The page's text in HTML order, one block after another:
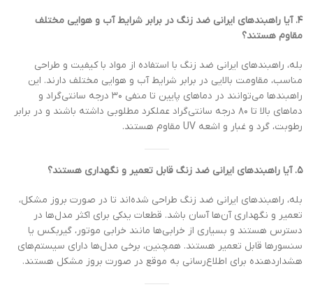
۴. آیا راهبندهای ایرانی ضد زنگ در برابر شرایط آب و هوایی مختلف
مقاوم هستند؟
بله، راهبندهای ایرانی ضد زنگ با استفاده از مواد با کیفیت و طراحی
مناسب، مقاومت بالایی در برابر شرایط آب و هوایی مختلف دارند. این
راهبندها می‌توانند در دماهای پایین تا منفی ۳۰ درجه سانتی‌گراد و
دماهای بالا تا ۸۰ درجه سانتی‌گراد عملکرد مطلوبی داشته باشند و در برابر
رطوبت، گرد و غبار و اشعه UV مقاوم هستند.
۵. آیا راهبندهای ایرانی ضد زنگ قابل تعمیر و نگهداری هستند؟
بله، راهبندهای ایرانی ضد زنگ طراحی شده‌اند تا در صورت بروز مشکل،
تعمیر و نگهداری آن‌ها آسان باشد. قطعات یدکی برای اکثر مدل‌ها در
دسترس هستند و بسیاری از خرابی‌ها مانند خرابی موتور، گیربکس یا
سنسورها قابل تعمیر هستند. همچنین، برخی مدل‌ها دارای سیستم‌های
هشداردهنده برای اطلاع‌رسانی به موقع در صورت بروز مشکل هستند.